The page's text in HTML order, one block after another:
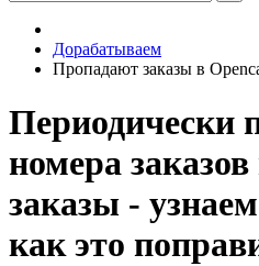
Дорабатываем
Пропадают заказы в
Периодически
номера
заказы -
как это